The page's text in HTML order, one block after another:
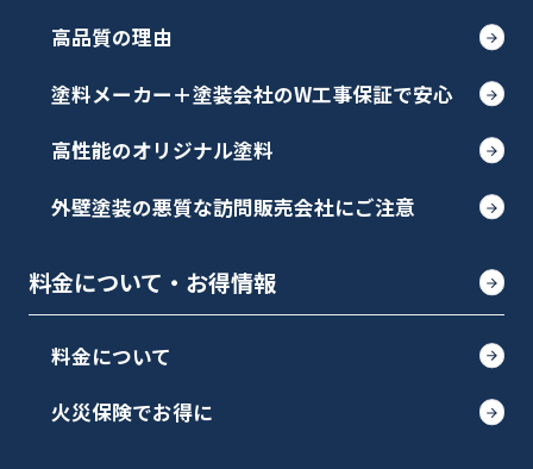
高品質の理由
塗料メーカー＋塗装会社のW工事保証で安心
高性能のオリジナル塗料
外壁塗装の悪質な訪問販売会社にご注意
料金について・お得情報
料金について
火災保険でお得に